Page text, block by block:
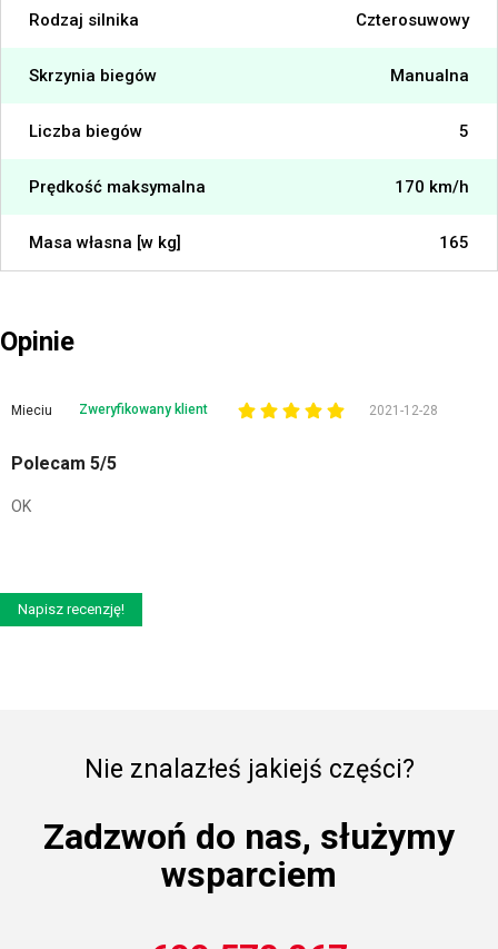
Rodzaj silnika Czterosuwowy
Skrzynia biegów Manualna
Liczba biegów 5
Prędkość maksymalna 170 km/h
Masa własna [w kg] 165
Opinie
Mieciu Zweryfikowany klient 2021-12-28
Polecam 5/5
OK
Napisz recenzję!
Nie znalazłeś jakiejś części?
Zadzwoń do nas, służymy
wsparciem